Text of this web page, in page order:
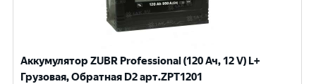
Аккумулятор ZUBR Professional (120 Ач, 12 V) L+
Грузовая, Обратная D2 арт.ZPT1201